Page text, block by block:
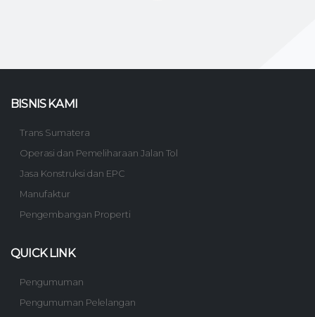
BISNIS KAMI
Trans Sumatera
Operasi dan Pemeliharaan Jalan Tol
Jasa Konstruksi dan EPC
Manufaktur
Pengembangan Properti
QUICK LINK
Pengumuman
Pengumuman Pelelangan